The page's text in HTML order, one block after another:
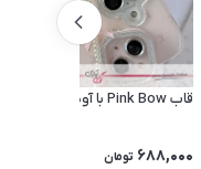
قاب Pink Bow با آویز (کدC2276)
688,000 تومان